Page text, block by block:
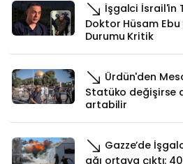
İşgalci İsrail'in
Doktor Hüsam Ebu
Durumu Kritik
Ürdün'den
Statüko değişirse
artabilir
Gazze’de
ağı ortaya çıktı: